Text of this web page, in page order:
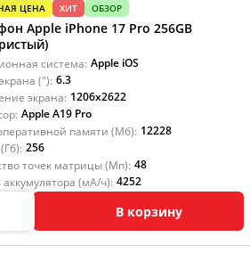
ЦЕНА ХИТ ОБЗОР
Apple iPhone 17 Pro 256GB
система: Apple iOS
("): 6.3
экрана: 1206x2622
Apple A19 Pro
памяти (Мб): 12228
256
точек матрицы (Мп): 48
аккумулятора (мА/ч): 4252
В корзину